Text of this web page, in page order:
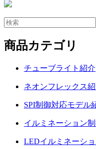
商品カテゴリ
チューブライト紹介
ネオンフレックス
SPI制御対応モデル
イルミネーション
LEDイルミネーシ